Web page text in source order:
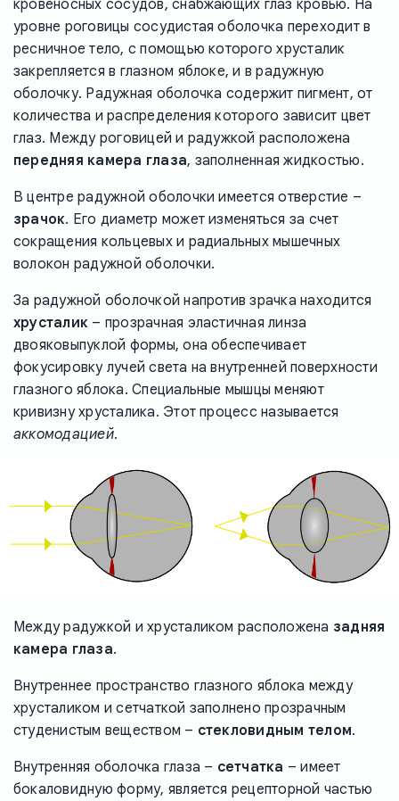
кровеносных сосудов, снабжающих глаз кровью. На
уровне роговицы сосудистая оболочка переходит в
ресничное тело, с помощью которого хрусталик
закрепляется в глазном яблоке, и в радужную
оболочку. Радужная оболочка содержит пигмент, от
количества и распределения которого зависит цвет
глаз. Между роговицей и радужкой расположена
передняя камера глаза, заполненная жидкостью.
В центре радужной оболочки имеется отверстие –
зрачок. Его диаметр может изменяться за счет
сокращения кольцевых и радиальных мышечных
волокон радужной оболочки.
За радужной оболочкой напротив зрачка находится
хрусталик – прозрачная эластичная линза
двояковыпуклой формы, она обеспечивает
фокусировку лучей света на внутренней поверхности
глазного яблока. Специальные мышцы меняют
кривизну хрусталика. Этот процесс называется
аккомодацией.
Между радужкой и хрусталиком расположена задняя
камера глаза.
Внутреннее пространство глазного яблока между
хрусталиком и сетчаткой заполнено прозрачным
студенистым веществом – стекловидным телом.
Внутренняя оболочка глаза – сетчатка – имеет
бокаловидную форму, является рецепторной частью